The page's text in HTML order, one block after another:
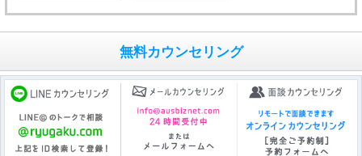
無料カウンセリング